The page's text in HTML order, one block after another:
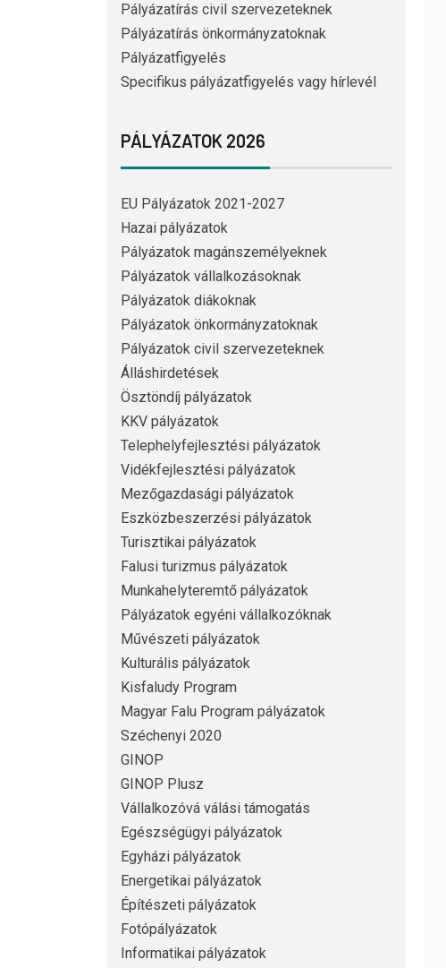
Pályázatírás civil szervezeteknek
Pályázatírás önkormányzatoknak
Pályázatfigyelés
Specifikus pályázatfigyelés vagy hírlevél
PÁLYÁZATOK 2026
EU Pályázatok 2021-2027
Hazai pályázatok
Pályázatok magánszemélyeknek
Pályázatok vállalkozásoknak
Pályázatok diákoknak
Pályázatok önkormányzatoknak
Pályázatok civil szervezeteknek
Álláshirdetések
Ösztöndíj pályázatok
KKV pályázatok
Telephelyfejlesztési pályázatok
Vidékfejlesztési pályázatok
Mezőgazdasági pályázatok
Eszközbeszerzési pályázatok
Turisztikai pályázatok
Falusi turizmus pályázatok
Munkahelyteremtő pályázatok
Pályázatok egyéni vállalkozóknak
Művészeti pályázatok
Kulturális pályázatok
Kisfaludy Program
Magyar Falu Program pályázatok
Széchenyi 2020
GINOP
GINOP Plusz
Vállalkozóvá válási támogatás
Egészségügyi pályázatok
Egyházi pályázatok
Energetikai pályázatok
Építészeti pályázatok
Fotópályázatok
Informatikai pályázatok